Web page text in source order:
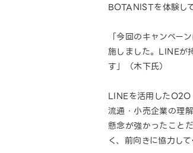
BOTANISTを体験し
「今回のキャンペ
施しました。LINEが
す」（木下氏）
LINEを活用した
流通・小売企業の理
懸念が強かったこと
く、前向きに協力し